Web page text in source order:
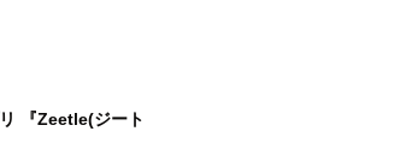
『Zeetle(ジート